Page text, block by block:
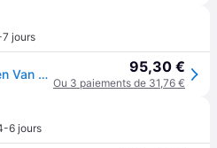
jours
Smoby - Porteur Volkswagen Van Rouge - Coffre de rangement + Volant directionnel - 26L x 30l x 60H - Dés 18 mois 95,30 €
Ou 3 paiements de 31,76 €
6 jours